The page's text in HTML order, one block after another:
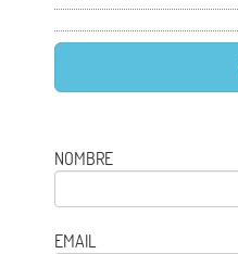
NOMBRE
EMAIL